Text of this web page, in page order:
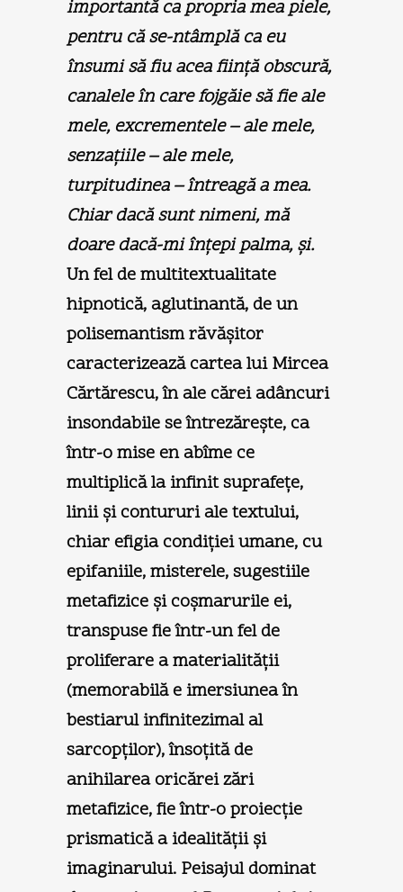
importantă ca propria mea piele,
pentru că se-ntâmplă ca eu
însumi să fiu acea fiinţă obscură,
canalele în care fojgăie să fie ale
mele, excrementele – ale mele,
senzaţiile – ale mele,
turpitudinea – întreagă a mea.
Chiar dacă sunt nimeni, mă
doare dacă-mi înţepi palma, şi.
Un fel de multitextualitate
hipnotică, aglutinantă, de un
polisemantism răvăşitor
caracterizează cartea lui Mircea
Cărtărescu, în ale cărei adâncuri
insondabile se întrezăreşte, ca
într-o mise en abîme ce
multiplică la infinit suprafeţe,
linii şi contururi ale textului,
chiar efigia condiţiei umane, cu
epifaniile, misterele, sugestiile
metafizice şi coşmarurile ei,
transpuse fie într-un fel de
proliferare a materialităţii
(memorabilă e imersiunea în
bestiarul infinitezimal al
sarcopţilor), însoţită de
anihilarea oricărei zări
metafizice, fie într-o proiecţie
prismatică a idealităţii şi
imaginarului. Peisajul dominat